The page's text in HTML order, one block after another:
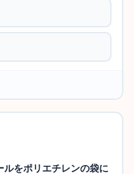
ルをポリエチレンの袋に